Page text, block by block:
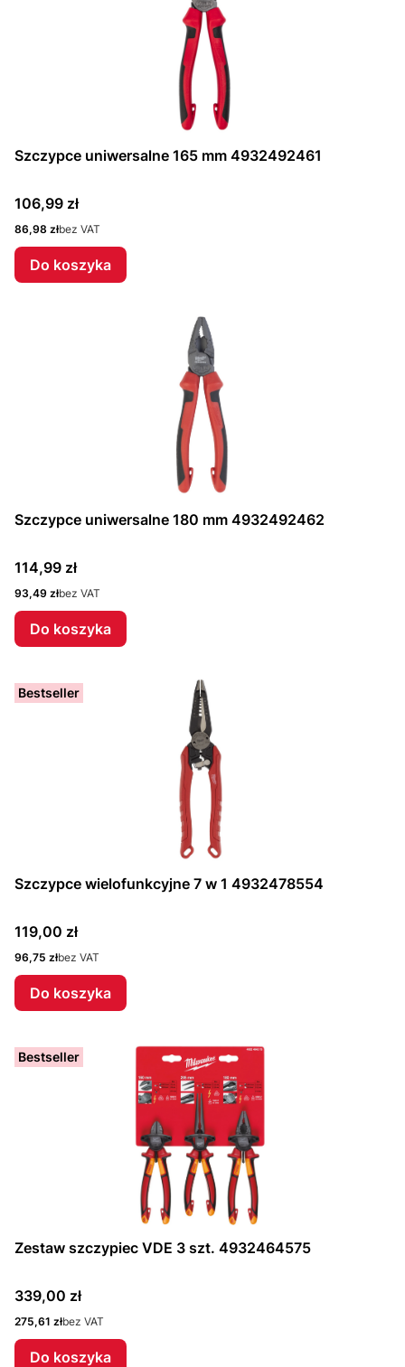
Szczypce uniwersalne 165 mm 4932492461
Cena
106,99 zł
Cena
86,98 złbez VAT
Do koszyka
Szczypce uniwersalne 180 mm 4932492462
Cena
114,99 zł
Cena
93,49 złbez VAT
Do koszyka
Bestseller
Szczypce wielofunkcyjne 7 w 1 4932478554
Cena
119,00 zł
Cena
96,75 złbez VAT
Do koszyka
Bestseller
Zestaw szczypiec VDE 3 szt. 4932464575
Cena
339,00 zł
Cena
275,61 złbez VAT
Do koszyka